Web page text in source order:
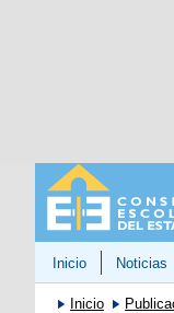
Inicio Noticias
Inicio